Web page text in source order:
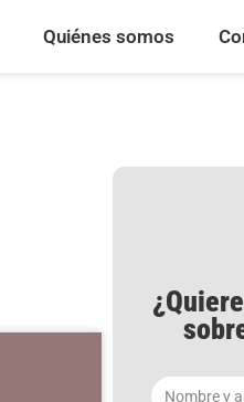
Quiénes somos